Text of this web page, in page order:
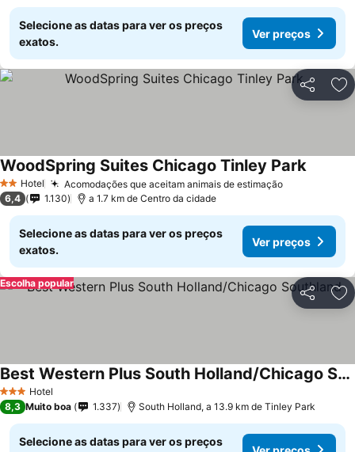
Selecione as datas para ver os preços
exatos.
Ver preços
Partilhar
2 Estrelas
Hotel Acomodações que aceitam animais de estimação
WoodSpring Suites Chicago Tinley Park
6,4 1.130 a 1.7 km de Centro da cidade
Selecione as datas para ver os preços
exatos.
Ver preços
Partilhar
Escolha popular
3 EstrelasHotel
Best Western Plus South Holland/Chicago Southland
8,3 Muito boa 1.337 South Holland, a 13.9 km de Tinley Park
Selecione as datas para ver os preços